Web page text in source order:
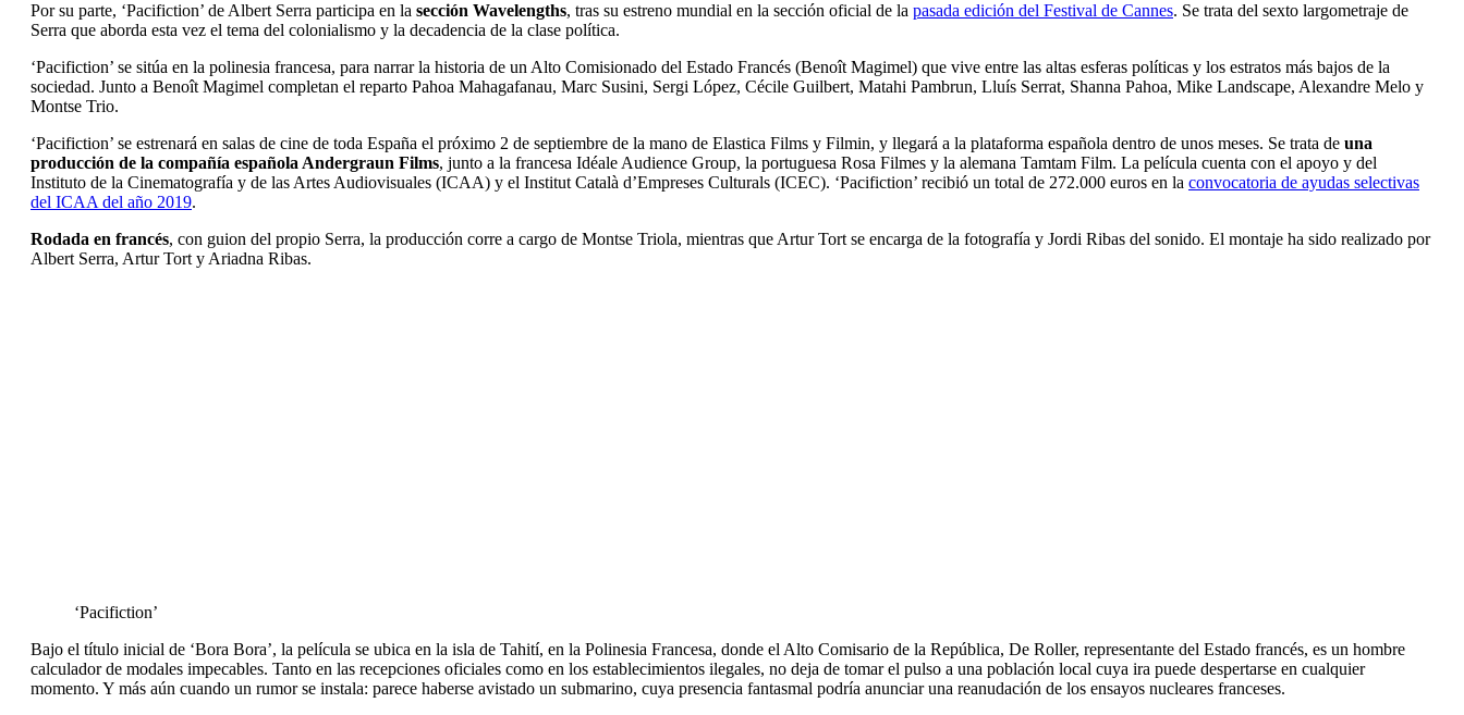
Por su parte, ‘Pacifiction’ de Albert Serra participa en la sección Wavelengths, tras su estreno mundial en la sección oficial de la pasada edición del Festival de Cannes. Se trata del sexto largometraje de
Serra que aborda esta vez el tema del colonialismo y la decadencia de la clase política.
‘Pacifiction’ se sitúa en la polinesia francesa, para narrar la historia de un Alto Comisionado del Estado Francés (Benoît Magimel) que vive entre las altas esferas políticas y los estratos más bajos de la
sociedad. Junto a Benoît Magimel completan el reparto Pahoa Mahagafanau, Marc Susini, Sergi López, Cécile Guilbert, Matahi Pambrun, Lluís Serrat, Shanna Pahoa, Mike Landscape, Alexandre Melo y
Montse Trio.
‘Pacifiction’ se estrenará en salas de cine de toda España el próximo 2 de septiembre de la mano de Elastica Films y Filmin, y llegará a la plataforma española dentro de unos meses. Se trata de una
producción de la compañía española Andergraun Films, junto a la francesa Idéale Audience Group, la portuguesa Rosa Filmes y la alemana Tamtam Film. La película cuenta con el apoyo y del
Instituto de la Cinematografía y de las Artes Audiovisuales (ICAA) y el Institut Català d’Empreses Culturals (ICEC). ‘Pacifiction’ recibió un total de 272.000 euros en la convocatoria de ayudas selectivas
del ICAA del año 2019.
Rodada en francés, con guion del propio Serra, la producción corre a cargo de Montse Triola, mientras que Artur Tort se encarga de la fotografía y Jordi Ribas del sonido. El montaje ha sido realizado por
Albert Serra, Artur Tort y Ariadna Ribas.
‘Pacifiction’
Bajo el título inicial de ‘Bora Bora’, la película se ubica en la isla de Tahití, en la Polinesia Francesa, donde el Alto Comisario de la República, De Roller, representante del Estado francés, es un hombre
calculador de modales impecables. Tanto en las recepciones oficiales como en los establecimientos ilegales, no deja de tomar el pulso a una población local cuya ira puede despertarse en cualquier
momento. Y más aún cuando un rumor se instala: parece haberse avistado un submarino, cuya presencia fantasmal podría anunciar una reanudación de los ensayos nucleares franceses.